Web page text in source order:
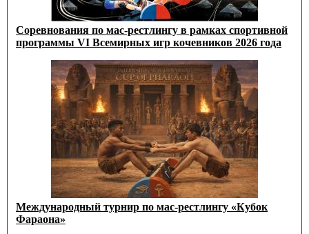
Соревнования по мас-рестлингу в рамках спортивной
программы VI Всемирных игр кочевников 2026 года
Международный турнир по мас-рестлингу «Кубок
Фараона»